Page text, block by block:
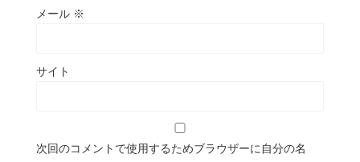
メール ※
サイト
次回のコメントで使用するためブラウザーに自分の名